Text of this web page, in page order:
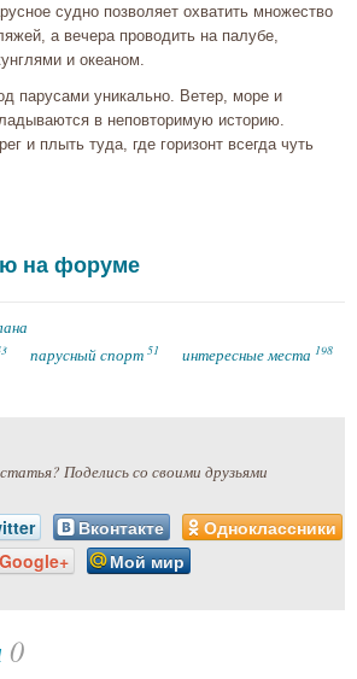
судно позволяет охватить множество
а вечера проводить на палубе,
и океаном.
парусами уникально. Ветер, море и
в неповторимую историю.
и плыть туда, где горизонт всегда чуть
на форуме
парусный спорт 51 интересные места 198
Поделись со своими друзьями
Вконтакте
Одноклассники
Google+
Мой мир
0